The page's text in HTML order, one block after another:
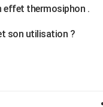
effet thermosiphon .
son utilisation ?